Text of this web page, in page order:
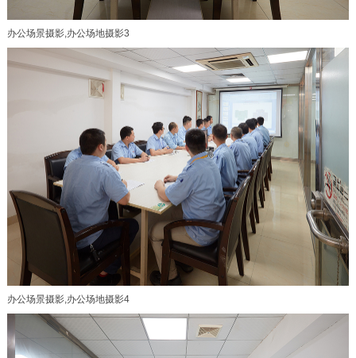
办公场景摄影,办公场地摄影3
办公场景摄影,办公场地摄影4